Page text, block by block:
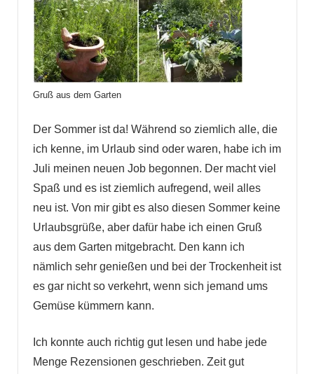
Gruß aus dem Garten
Der Sommer ist da! Während so ziemlich alle, die
ich kenne, im Urlaub sind oder waren, habe ich im
Juli meinen neuen Job begonnen. Der macht viel
Spaß und es ist ziemlich aufregend, weil alles
neu ist. Von mir gibt es also diesen Sommer keine
Urlaubsgrüße, aber dafür habe ich einen Gruß
aus dem Garten mitgebracht. Den kann ich
nämlich sehr genießen und bei der Trockenheit ist
es gar nicht so verkehrt, wenn sich jemand ums
Gemüse kümmern kann.
Ich konnte auch richtig gut lesen und habe jede
Menge Rezensionen geschrieben. Zeit gut